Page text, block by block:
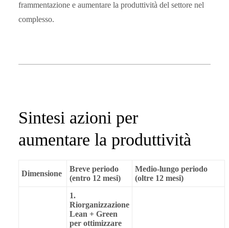
frammentazione e aumentare la produttività del settore nel
complesso.
Sintesi azioni per
aumentare la produttività
Dimensione
Breve periodo
(entro 12 mesi)
Medio-lungo periodo
(oltre 12 mesi)
1.
Riorganizzazione
Lean + Green
per ottimizzare